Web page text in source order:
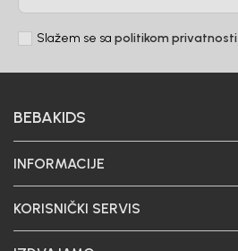
Slažem se sa politikom privatnosti
BEBAKIDS
INFORMACIJE
KORISNIČKI SERVIS